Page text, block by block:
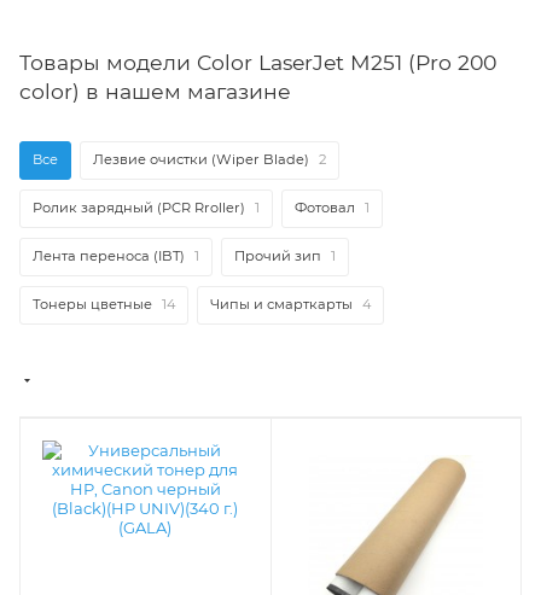
Товары модели Color LaserJet M251 (Pro 200
color) в нашем магазине
Все Лезвие очистки (Wiper Blade) 2
Ролик зарядный (PCR Rroller) 1 Фотовал 1
Лента переноса (IBT) 1 Прочий зип 1
Тонеры цветные 14 Чипы и смарткарты 4